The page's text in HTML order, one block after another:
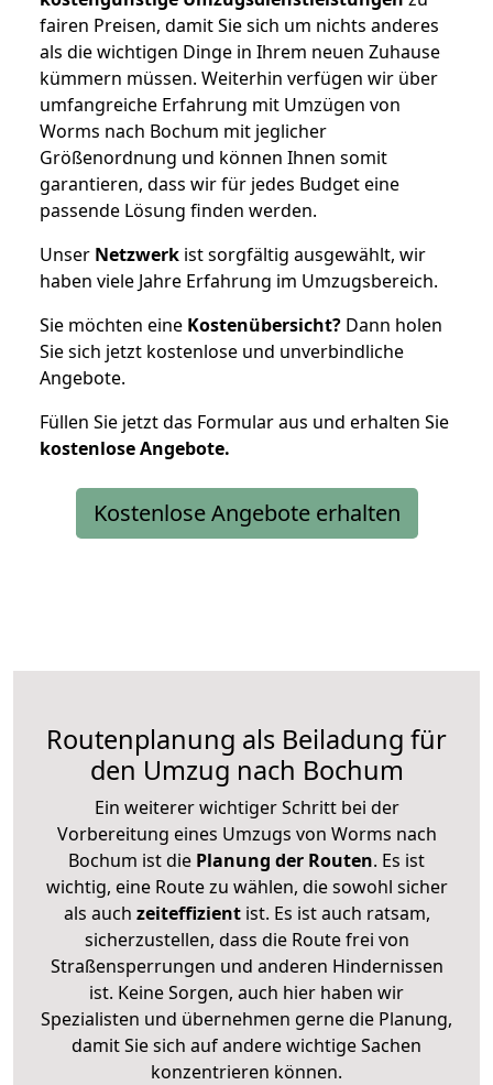
fairen Preisen, damit Sie sich um nichts anderes
als die wichtigen Dinge in Ihrem neuen Zuhause
kümmern müssen. Weiterhin verfügen wir über
umfangreiche Erfahrung mit Umzügen von
Worms nach Bochum mit jeglicher
Größenordnung und können Ihnen somit
garantieren, dass wir für jedes Budget eine
passende Lösung finden werden.
Unser Netzwerk ist sorgfältig ausgewählt, wir
haben viele Jahre Erfahrung im Umzugsbereich.
Sie möchten eine Kostenübersicht? Dann holen
Sie sich jetzt kostenlose und unverbindliche
Angebote.
Füllen Sie jetzt das Formular aus und erhalten Sie
kostenloseAngebote.
Kostenlose Angebote erhalten
Routenplanung als Beiladung für
den Umzug nach Bochum
Ein weiterer wichtiger Schritt bei der
Vorbereitung eines Umzugs von Worms nach
Bochum ist die Planung der Routen. Es ist
wichtig, eine Route zu wählen, die sowohl sicher
als auch zeiteffizientist. Es ist auch ratsam,
sicherzustellen, dass die Route frei von
Straßensperrungen und anderen Hindernissen
ist. Keine Sorgen, auch hier haben wir
Spezialisten und übernehmen gerne die Planung,
damit Sie sich auf andere wichtige Sachen
konzentrieren können.